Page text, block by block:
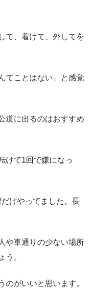
て、着けて、外してを
てことはない」と感覚
道に出るのはおすすめ
けて1回で嫌になっ
けやってました。長
や車通りの少ない場所
う。
のがいいと思います。